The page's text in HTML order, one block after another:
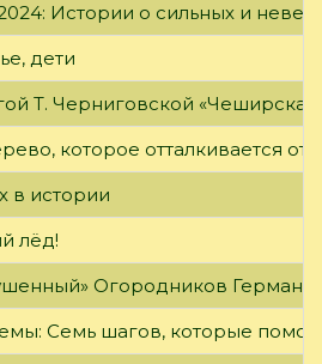
Истории о сильных и
дети
Т. Черниговской
которое отталкивается от
в истории
лёд!
Огородников Герман
Семь шагов, которые